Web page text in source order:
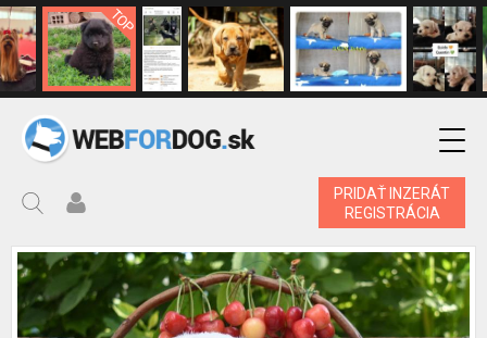
PRIDAŤ INZERÁT
REGISTRÁCIA